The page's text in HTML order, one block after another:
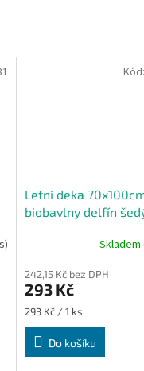
Letní deka
biobavlny delfín
Skladem
242,15 Kč bez DPH
293 Kč
Měrná
cena:
293 Kč / 1 ks
Do košíku